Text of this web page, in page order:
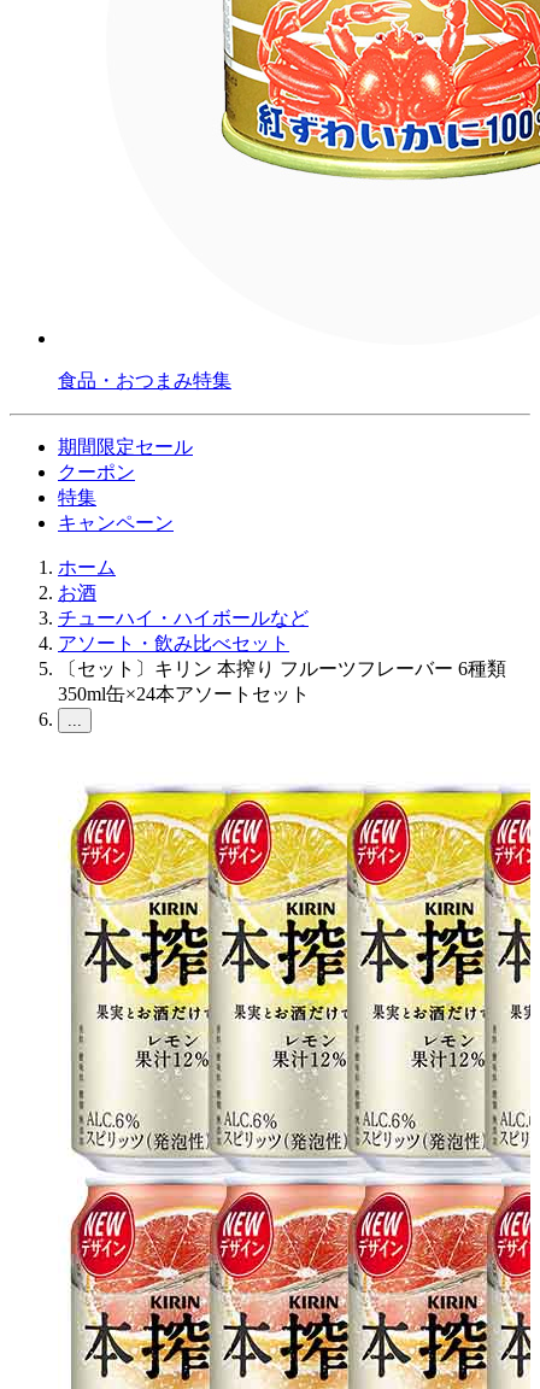
食品・おつまみ特集
期間限定セール
クーポン
特集
キャンペーン
ホーム
お酒
チューハイ・ハイボールなど
アソート・飲み比べセット
〔セット〕キリン 本搾り フルーツフレーバー 6種類
350ml缶×24本アソートセット
...